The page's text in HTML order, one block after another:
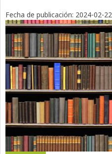
Fecha de publicación: 2024-02-22